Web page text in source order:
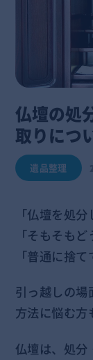
仏壇の処
取りにつ
遺品整理
「仏壇を処
「そもそも
「普通に捨
引っ越しの
方法に悩む方
仏壇は、処分